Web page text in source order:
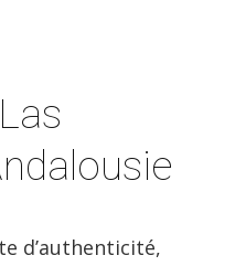
d’authenticité,